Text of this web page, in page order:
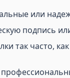
или
подпись
так часто,